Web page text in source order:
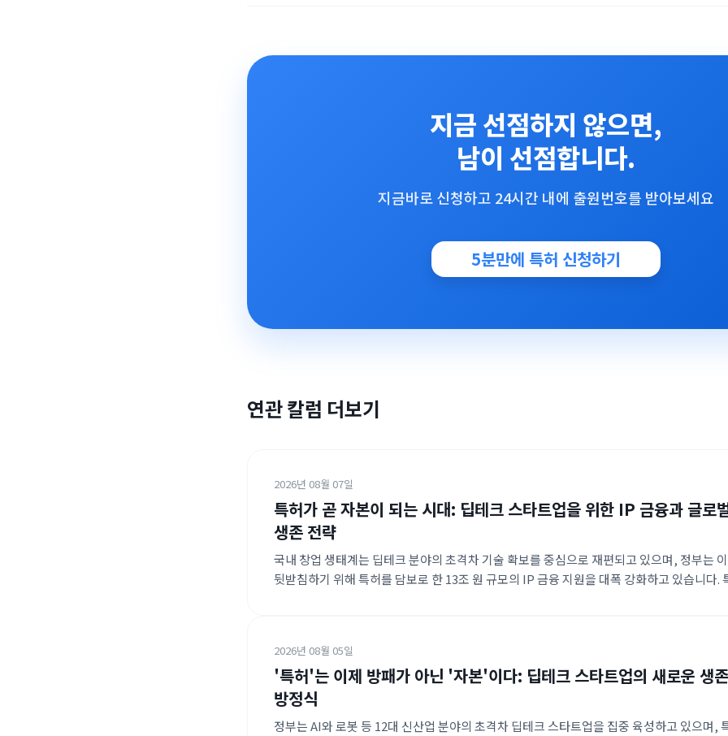
지금 선점하지 않으면,
남이 선점합니다.
지금바로 신청하고 24시간 내에 출원번호를 받아보세요
5분만에 특허 신청하기
연관 칼럼 더보기
2026년 08월 07일
특허가 곧 자본이 되는 시대: 딥테크 스타트업을 위한 IP 금융과 글로
생존 전략
국내 창업 생태계는 딥테크 분야의 초격차 기술 확보를 중심으로 재편되고 있으며, 정부는
뒷받침하기 위해 특허를 담보로 한 13조 원 규모의 IP 금융 지원을 대폭 강화하고 있습니다.
2026년 08월 05일
'특허'는 이제 방패가 아닌 '자본'이다: 딥테크 스타트업의 새로운 생존
방정식
정부는 AI와 로봇 등 12대 신산업 분야의 초격차 딥테크 스타트업을 집중 육성하고 있으며,